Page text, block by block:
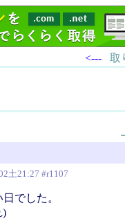
<--- 取
土21:27 #r1107
でした。
)